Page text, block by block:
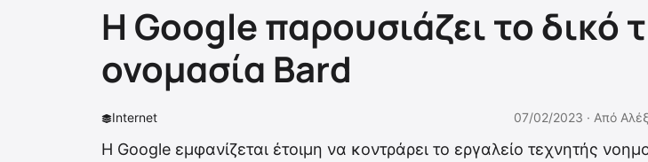
H Google παρουσιάζει το
ονομασία Bard
Internet 07/02/2023 · Από
Η Google εμφανίζεται έτοιμη να κοντράρει το εργαλείο τεχνητής